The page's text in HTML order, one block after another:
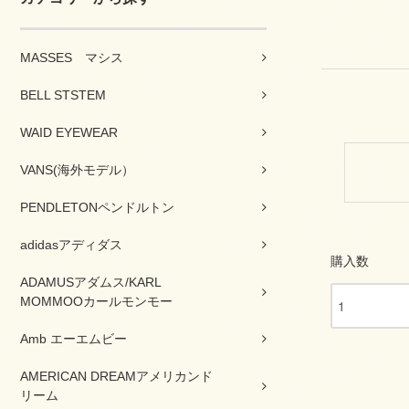
MASSES マシス
BELL STSTEM
WAID EYEWEAR
VANS(海外モデル）
PENDLETONペンドルトン
adidasアディダス
ADAMUSアダムス/KARL
MOMMOOカールモンモー
Amb エーエムビー
AMERICAN DREAMアメリカンド
リーム
購入数